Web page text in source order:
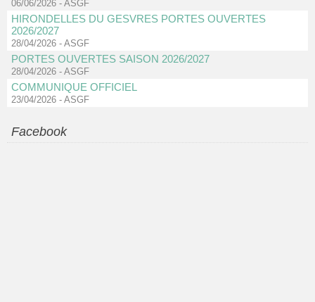
06/06/2026 - ASGF
HIRONDELLES DU GESVRES PORTES OUVERTES
2026/2027
28/04/2026 - ASGF
PORTES OUVERTES SAISON 2026/2027
28/04/2026 - ASGF
COMMUNIQUE OFFICIEL
23/04/2026 - ASGF
Facebook